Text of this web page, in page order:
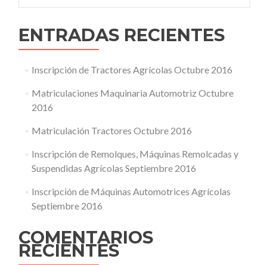
entradas
ENTRADAS RECIENTES
Inscripción de Tractores Agrícolas Octubre 2016
Matriculaciones Maquinaria Automotriz Octubre
2016
Matriculación Tractores Octubre 2016
Inscripción de Remolques, Máquinas Remolcadas y
Suspendidas Agrícolas Septiembre 2016
Inscripción de Máquinas Automotrices Agrícolas
Septiembre 2016
COMENTARIOS
RECIENTES